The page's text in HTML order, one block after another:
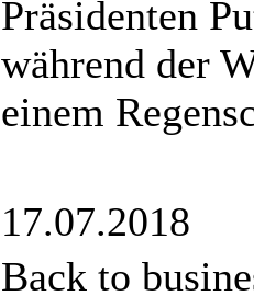
Präsidenten
während der
einem
17.07.2018
Back to